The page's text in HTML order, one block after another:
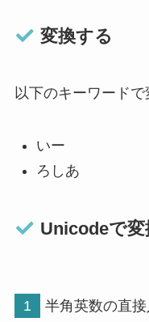
変換する
以下のキーワードで
いー
ろしあ
Unicodeで変
1
半角英数の直